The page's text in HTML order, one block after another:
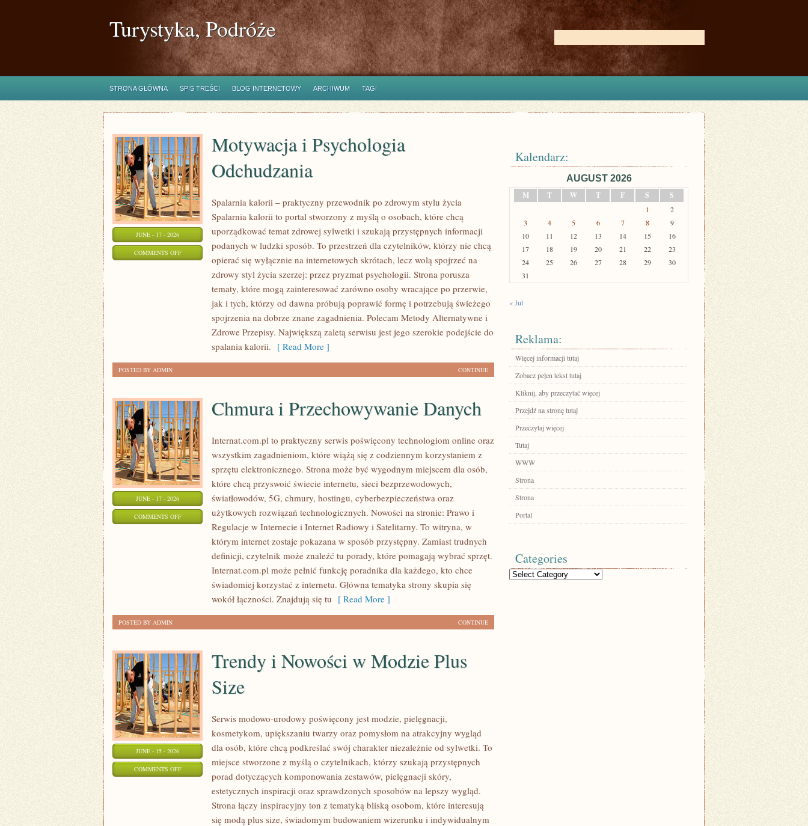
Turystyka, Podróże
STRONA GŁÓWNA SPIS TREŚCI BLOG INTERNETOWY ARCHIWUM TAGI
JUNE - 17 - 2026
COMMENTS OFFON
MOTYWACJA
Motywacja i Psychologia
Odchudzania
Spalarnia kalorii – praktyczny przewodnik po zdrowym stylu życia
Spalarnia kalorii to portal stworzony z myślą o osobach, które chcą
uporządkować temat zdrowej sylwetki i szukają przystępnych informacji
podanych w ludzki sposób. To przestrzeń dla czytelników, którzy nie chcą
opierać się wyłącznie na internetowych skrótach, lecz wolą spojrzeć na
zdrowy styl życia szerzej: przez pryzmat psychologii. Strona porusza
tematy, które mogą zainteresować zarówno osoby wracające po przerwie,
jak i tych, którzy od dawna próbują poprawić formę i potrzebują świeżego
spojrzenia na dobrze znane zagadnienia. Polecam Metody Alternatywne i
Zdrowe Przepisy. Największą zaletą serwisu jest jego szerokie podejście do
spalania kalorii. [ Read More ]
CONTINUE
POSTED BY ADMIN
JUNE - 17 - 2026
COMMENTS OFFON
PRZECHOWYWANIE
Chmura i Przechowywanie Danych
Internat.com.pl to praktyczny serwis poświęcony technologiom online oraz
wszystkim zagadnieniom, które wiążą się z codziennym korzystaniem z
sprzętu elektronicznego. Strona może być wygodnym miejscem dla osób,
które chcą przyswoić świecie internetu, sieci bezprzewodowych,
światłowodów, 5G, chmury, hostingu, cyberbezpieczeństwa oraz
użytkowych rozwiązań technologicznych. Nowości na stronie: Prawo i
Regulacje w Internecie i Internet Radiowy i Satelitarny. To witryna, w
którym internet zostaje pokazana w sposób przystępny. Zamiast trudnych
definicji, czytelnik może znaleźć tu porady, które pomagają wybrać sprzęt.
Internat.com.pl może pełnić funkcję poradnika dla każdego, kto chce
świadomiej korzystać z internetu. Główna tematyka strony skupia się
wokół łączności. Znajdują się tu [ Read More ]
CONTINUE
POSTED BY ADMIN
JUNE - 15 - 2026
COMMENTS OFFON
Trendy i Nowości w Modzie Plus
Size
Serwis modowo-urodowy poświęcony jest modzie, pielęgnacji,
kosmetykom, upiększaniu twarzy oraz pomysłom na atrakcyjny wygląd
dla osób, które chcą podkreślać swój charakter niezależnie od sylwetki. To
miejsce stworzone z myślą o czytelnikach, którzy szukają przystępnych
porad dotyczących komponowania zestawów, pielęgnacji skóry,
estetycznych inspiracji oraz sprawdzonych sposobów na lepszy wygląd.
Strona łączy inspiracyjny ton z tematyką bliską osobom, które interesują
się modą plus size, świadomym budowaniem wizerunku i indywidualnym
Kalendarz:
AUGUST 2026
M
T W T F S S
1
2
3
4 5 6 7 8
9
10
11 12 13 14 15
16
17
18 19 20 21 22
23
24
25 26 27 28 29
30
31
« Jul
Reklama:
Więcej informacji tutaj
Zobacz pełen tekst tutaj
Kliknij, aby przeczytać więcej
Przejdź na stronę tutaj
Przeczytaj więcej
Tutaj
WWW
Strona
Strona
Portal
Categories
Categories